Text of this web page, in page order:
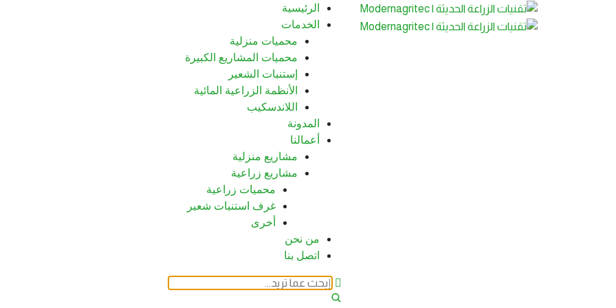
الرئيسية
الخدمات
محميات منزلية
محميات المشاريع الكبيرة
إستنبات الشعير
الأنظمة الزراعية المائية
اللاندسكيب
المدونة
أعمالنا
مشاريع منزلية
مشاريع زراعية
محميات زراعية
غرف استنبات شعير
أخرى
من نحن
اتصل بنا